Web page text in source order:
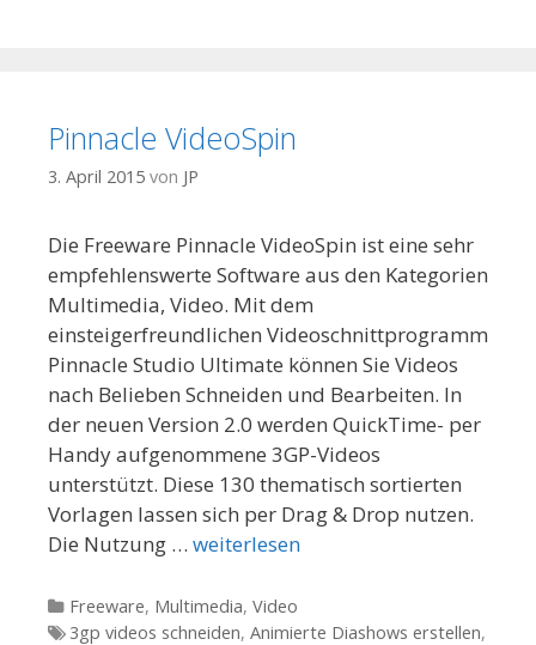
Pinnacle VideoSpin
3. April 2015 von JP
Die Freeware Pinnacle VideoSpin ist eine sehr
empfehlenswerte Software aus den Kategorien
Multimedia, Video. Mit dem
einsteigerfreundlichen Videoschnittprogramm
Pinnacle Studio Ultimate können Sie Videos
nach Belieben Schneiden und Bearbeiten. In
der neuen Version 2.0 werden QuickTime- per
Handy aufgenommene 3GP-Videos
unterstützt. Diese 130 thematisch sortierten
Vorlagen lassen sich per Drag & Drop nutzen.
Die Nutzung … weiterlesen
Kategorien
Freeware, Multimedia, Video
Tags
3gp videos schneiden, Animierte Diashows erstellen,